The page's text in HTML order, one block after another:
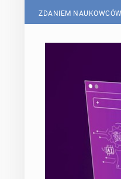
ZDANIEM NAUKOWCÓW